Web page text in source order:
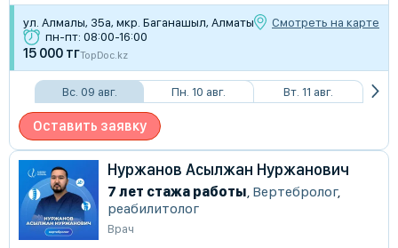
ул. Алмалы, 35а, мкр. Баганашыл, Алматы
Смотреть на карте
пн-пт: 08:00-16:00
15 000 тгTopDoc.kz
Вс. 09 авг. Пн. 10 авг. Вт. 11 авг.
Оставить заявку
Нуржанов Асылжан Нуржанович
7 лет стажа работы, Вертебролог,
реабилитолог
Врач